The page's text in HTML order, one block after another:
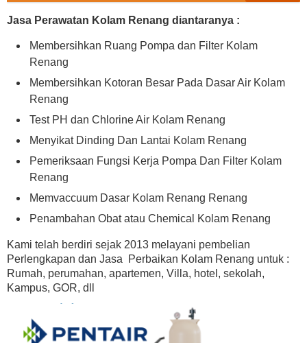
Jasa Perawatan Kolam Renang diantaranya :
Membersihkan Ruang Pompa dan Filter Kolam
Renang
Membersihkan Kotoran Besar Pada Dasar Air Kolam
Renang
Test PH dan Chlorine Air Kolam Renang
Menyikat Dinding Dan Lantai Kolam Renang
Pemeriksaan Fungsi Kerja Pompa Dan Filter Kolam
Renang
Memvaccuum Dasar Kolam Renang Renang
Penambahan Obat atau Chemical Kolam Renang
Kami telah berdiri sejak 2013 melayani pembelian
Perlengkapan dan Jasa Perbaikan Kolam Renang untuk :
Rumah, perumahan, apartemen, Villa, hotel, sekolah,
Kampus, GOR, dll